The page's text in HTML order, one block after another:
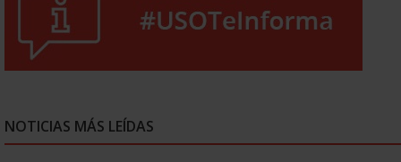
NOTICIAS MÁS LEÍDAS